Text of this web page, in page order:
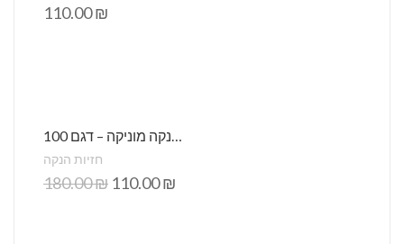
110.00₪
חזיית הנקה מוניקה – דגם 100
חזיות הנקה
180.00₪ 110.00₪